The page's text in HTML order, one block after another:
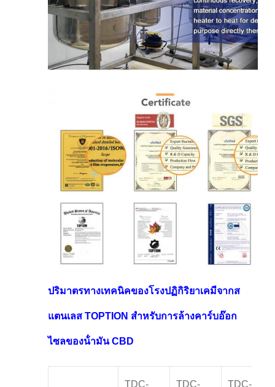
ปริมาตรทางเทคนิคของโรงปฏิกิริยาเคมีจากส
แตนเลส TOPTION สําหรับการล้างคาร์บอ๊อก
ไซลของน้ํามัน CBD
TDC- TDC- TDC-